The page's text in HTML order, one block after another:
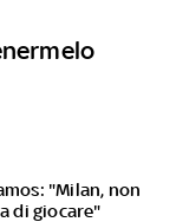
"Milan, non
di giocare"